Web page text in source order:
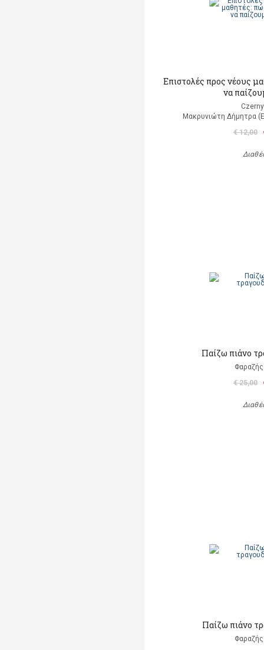
Επιστολές προς νέους
να
Μακρυνιώτη Δήμητρα
€ 12,00
Παίζω πιάνο
€ 25,00
Παίζω πιάνο